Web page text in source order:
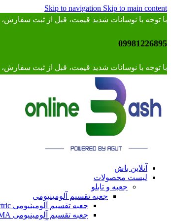
Skip to navigation Skip to main content
با توجه با نوسانات شدید قیمت، قبل از ثبت
09981226895
با توجه با نوسانات شدید قیمت، قبل از ثبت سفارش،
آنلاین باش
لیست محصولات
جعبه و تابلو
جعبه تقسیم آلومینیومی
جعبه تقسیم آلومینیومی TP Electric
جعبه تقسیم آلومینیومی MA